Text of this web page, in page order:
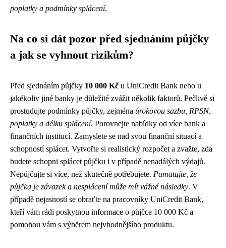
poplatky a podmínky splácení.
Na co si dát pozor před sjednáním půjčky
a jak se vyhnout rizikům?
Před sjednáním půjčky 10 000 Kč u UniCredit Bank nebo u
jakékoliv jiné banky je důležité zvážit několik faktorů. Pečlivě si
prostudujte podmínky půjčky, zejména úrokovou sazbu, RPSN,
poplatky a délku splácení. Porovnejte nabídky od více bank a
finančních institucí. Zamyslete se nad svou finanční situací a
schopností splácet. Vytvořte si realistický rozpočet a zvažte, zda
budete schopni splácet půjčku i v případě nenadálých výdajů.
Nepůjčujte si více, než skutečně potřebujete. Pamatujte, že
půjčka je závazek a nesplácení může mít vážné následky. V
případě nejasností se obraťte na pracovníky UniCredit Bank,
kteří vám rádi poskytnou informace o půjčce 10 000 Kč a
pomohou vám s výběrem nejvhodnějšího produktu.